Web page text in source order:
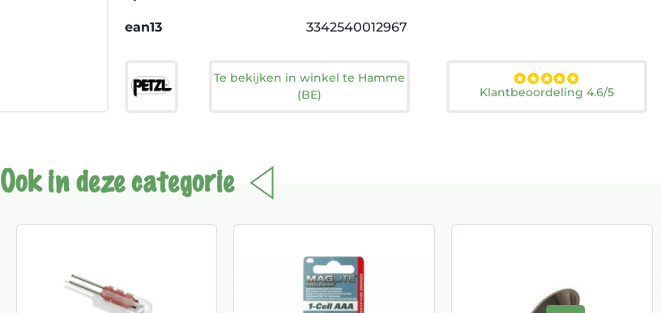
ean13 3342540012967
Te bekijken in winkel te Hamme
(BE)
Klantbeoordeling 4.6/5
Ook in deze categorie